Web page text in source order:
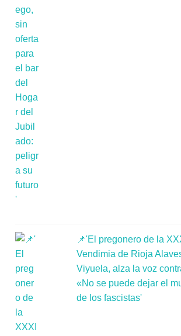
📌'El pregonero de la
Vendimia de Rioja
Viyuela, alza la voz
«No se puede dejar el
de los fascistas'